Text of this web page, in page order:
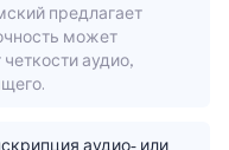
предлагает
может
аудио,
аудио- или